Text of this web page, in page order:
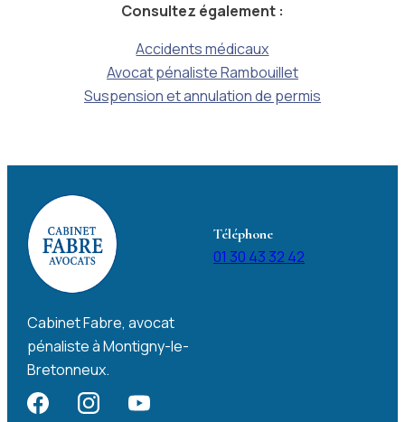
Consultez également :
Accidents médicaux
Avocat pénaliste Rambouillet
Suspension et annulation de permis
Cabinet Fabre, avocat
pénaliste à Montigny-le-
Bretonneux.
Téléphone
01 30 43 32 42